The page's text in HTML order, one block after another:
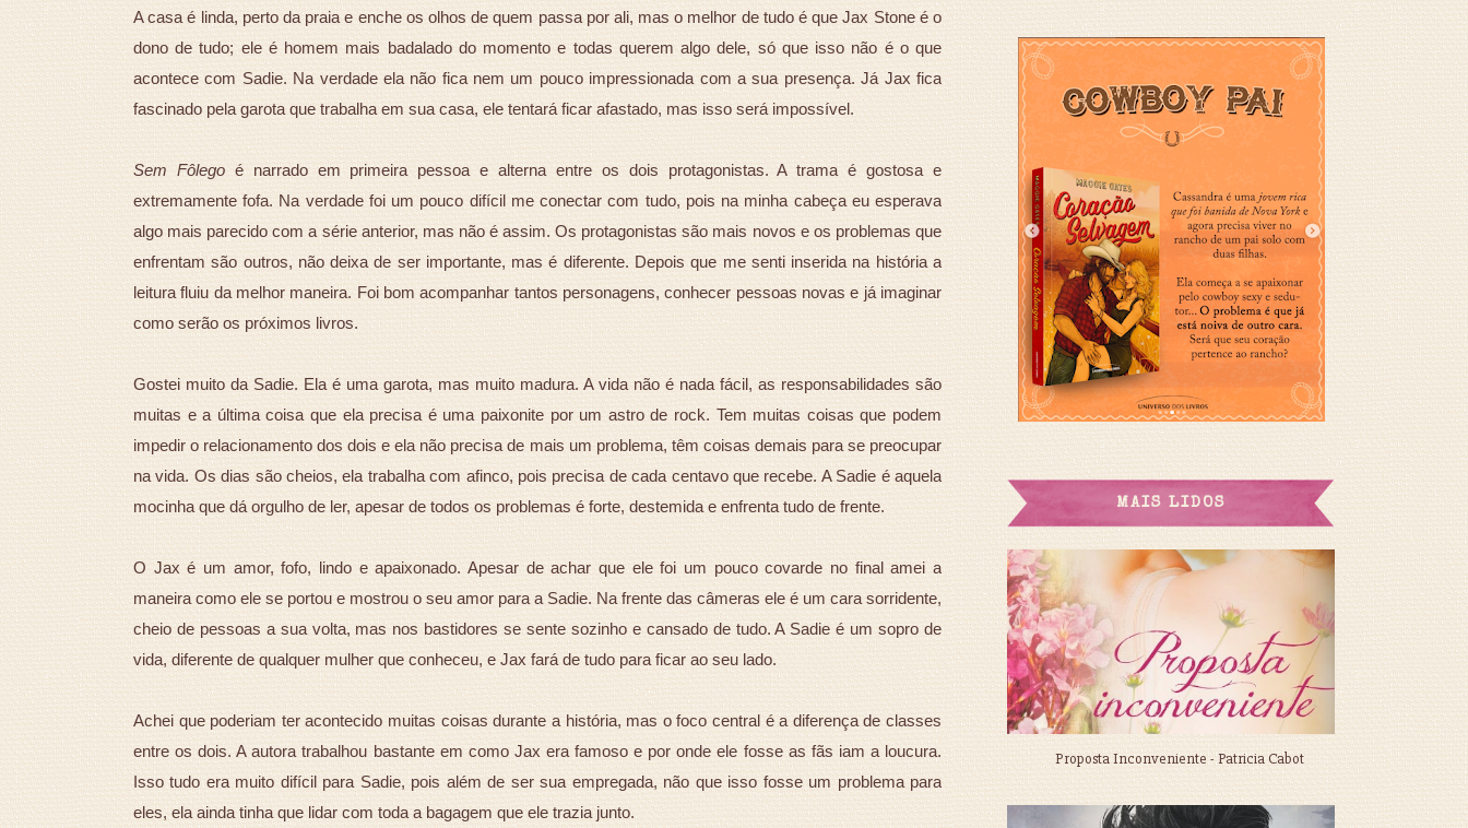
A casa é linda, perto da praia e enche os olhos de quem passa por ali, mas o melhor de tudo é que Jax Stone é o
dono de tudo; ele é homem mais badalado do momento e todas querem algo dele, só que isso não é o que
acontece com Sadie. Na verdade ela não fica nem um pouco impressionada com a sua presença. Já Jax fica
fascinado pela garota que trabalha em sua casa, ele tentará ficar afastado, mas isso será impossível.
Sem Fôlegoé narrado em primeira pessoa e alterna entre os dois protagonistas. A trama é gostosa e
extremamente fofa. Na verdade foi um pouco difícil me conectar com tudo, pois na minha cabeça eu esperava
algo mais parecido com a série anterior, mas não é assim. Os protagonistas são mais novos e os problemas que
enfrentam são outros, não deixa de ser importante, mas é diferente. Depois que me senti inserida na história a
leitura fluiu da melhor maneira. Foi bom acompanhar tantos personagens, conhecer pessoas novas e já imaginar
como serão os próximos livros.
Gostei muito da Sadie. Ela é uma garota, mas muito madura. A vida não é nada fácil, as responsabilidades são
muitas e a última coisa que ela precisa é uma paixonite por um astro de rock. Tem muitas coisas que podem
impedir o relacionamento dos dois e ela não precisa de mais um problema, têm coisas demais para se preocupar
na vida. Os dias são cheios, ela trabalha com afinco, pois precisa de cada centavo que recebe. A Sadie é aquela
mocinha que dá orgulho de ler, apesar de todos os problemas é forte, destemida e enfrenta tudo de frente.
O Jax é um amor, fofo, lindo e apaixonado. Apesar de achar que ele foi um pouco covarde no final amei a
maneira como ele se portou e mostrou o seu amor para a Sadie. Na frente das câmeras ele é um cara sorridente,
cheio de pessoas a sua volta, mas nos bastidores se sente sozinho e cansado de tudo. A Sadie é um sopro de
vida, diferente de qualquer mulher que conheceu, e Jax fará de tudo para ficar ao seu lado.
Achei que poderiam ter acontecido muitas coisas durante a história, mas o foco central é a diferença de classes
entre os dois. A autora trabalhou bastante em como Jax era famoso e por onde ele fosse as fãs iam a loucura.
Isso tudo era muito difícil para Sadie, pois além de ser sua empregada, não que isso fosse um problema para
eles, ela ainda tinha que lidar com toda a bagagem que ele trazia junto.
MAIS LIDOS
Proposta Inconveniente - Patricia Cabot